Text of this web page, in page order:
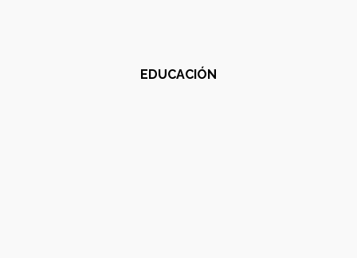
EDUCACIÓN